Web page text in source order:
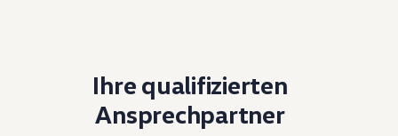
Ihre qualifizierten
Ansprechpartner